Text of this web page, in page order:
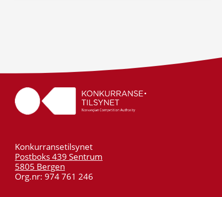
Konkurransetilsynet
Postboks 439 Sentrum
5805 Bergen
Org.nr: 974 761 246